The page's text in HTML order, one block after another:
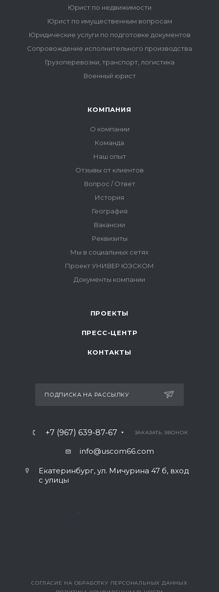
ПРОЕКТЫ
ПРЕСС-ЦЕНТР
КОНТАКТЫ
ПОДПИСКА НА РАССЫЛКУ
+7 (967) 639-87-67 ЗАКАЗАТЬ ЗВОНОК
info@uscom66.com
Екатеринбург, ул. Мичурина 47 б, вход
с улицы
>
СОГЛАСИЕ НА ОБРАБОТКУ ПЕРСОНАЛЬНЫХ ДАННЫХ